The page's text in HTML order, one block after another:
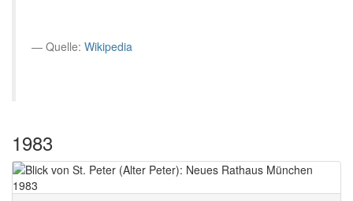
Quelle: Wikipedia
1983